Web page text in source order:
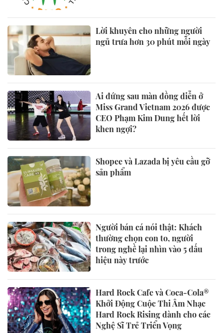
Lời khuyên cho những người
ngủ trưa hơn 30 phút mỗi ngày
Ai đứng sau màn đồng diễn ở
Miss Grand Vietnam 2026 được
CEO Phạm Kim Dung hết lời
khen ngợi?
Shopee và Lazada bị yêu cầu gỡ
sản phẩm
Người bán cá nói thật: Khách
thường chọn con to, người
trong nghề lại nhìn vào 5 dấu
hiệu này trước
Hard Rock Cafe và Coca-Cola®
Khởi Động Cuộc Thi Âm Nhạc
Hard Rock Rising dành cho các
Nghệ Sĩ Trẻ Triển Vọng